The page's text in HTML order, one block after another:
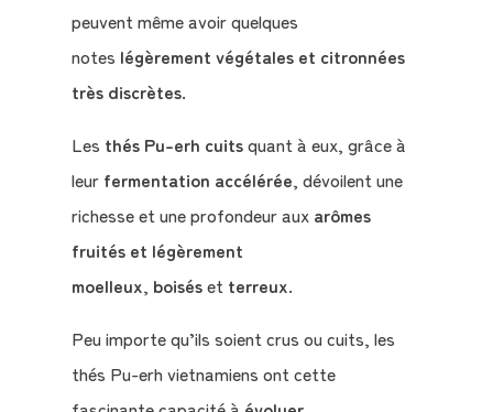
peuvent même avoir quelques
notes légèrement végétales et citronnées
très discrètes.
Les thés Pu-erh cuitsquant à eux, grâce à
leurfermentation accélérée, dévoilent une
richesse et une profondeur aux arômes
fruités et légèrement
moelleux, boiséset terreux.
Peu importe qu’ils soient crus ou cuits, les
thés Pu-erh vietnamiens ont cette